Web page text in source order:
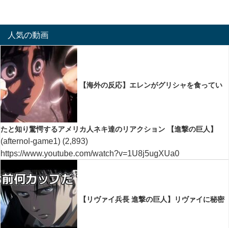
人気の動画
【海外の反応】エレンがグリシャを食ってい
たと知り驚愕するアメリカ人ネキ達のリアクション 【進撃の巨人】
(afternol-game1) (2,893)
https://www.youtube.com/watch?v=1U8j5ugXUa0
【リヴァイ兵長 進撃の巨人】リヴァイに秘密